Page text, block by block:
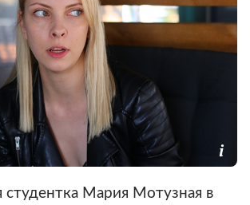
студентка Мария Мотузная в